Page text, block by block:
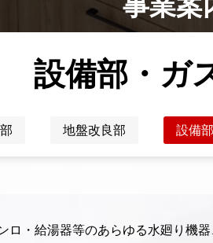
事業案
設備部・ガ
地盤改良部 設備
ロ・給湯器等のあらゆる水廻り機